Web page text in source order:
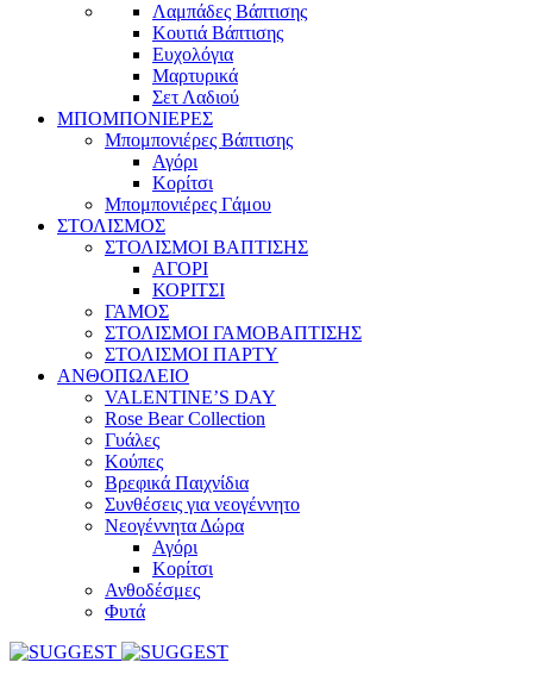
Λαμπάδες Βάπτισης
Κουτιά Βάπτισης
Ευχολόγια
Μαρτυρικά
Σετ Λαδιού
ΜΠΟΜΠΟΝΙΕΡΕΣ
Μπομπονιέρες Βάπτισης
Αγόρι
Κορίτσι
Μπομπονιέρες Γάμου
ΣΤΟΛΙΣΜΟΣ
ΣΤΟΛΙΣΜΟΙ ΒΑΠΤΙΣΗΣ
ΑΓΟΡΙ
ΚΟΡΙΤΣΙ
ΓΑΜΟΣ
ΣΤΟΛΙΣΜΟΙ ΓΑΜΟΒΑΠΤΙΣΗΣ
ΣΤΟΛΙΣΜΟΙ ΠΑΡΤΥ
ΑΝΘΟΠΩΛΕΙΟ
VALENTINE’S DAY
Rose Bear Collection
Γυάλες
Κούπες
Βρεφικά Παιχνίδια
Συνθέσεις για νεογέννητο
Νεογέννητα Δώρα
Αγόρι
Κορίτσι
Ανθοδέσμες
Φυτά